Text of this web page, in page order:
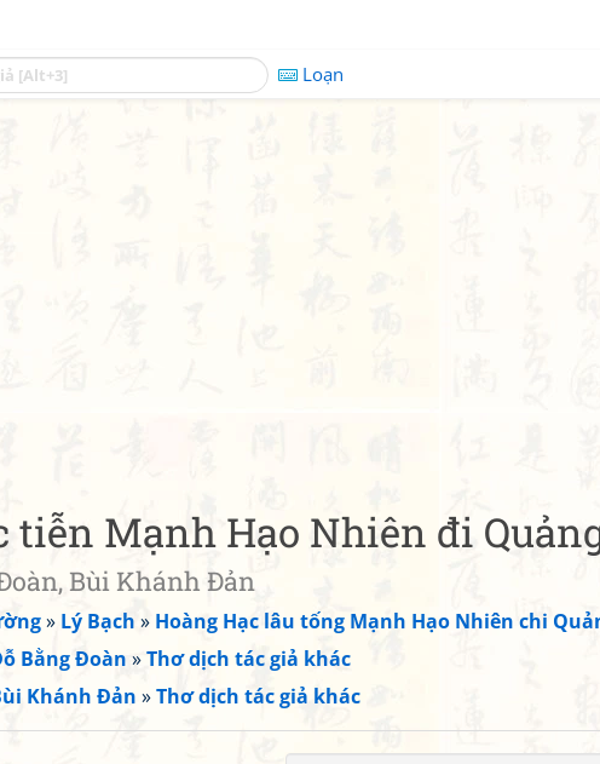
Loạn
tiễn Mạnh Hạo Nhiên đi
Bùi Khánh Đản
» Lý Bạch » Hoàng Hạc lâu tống Mạnh Hạo Nhiên chi
Bằng Đoàn »Thơ dịch tác giả khác
Khánh Đản »Thơ dịch tác giả khác